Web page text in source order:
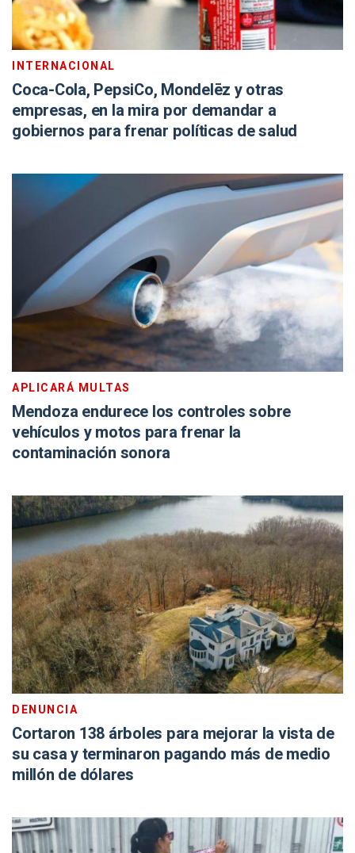
INTERNACIONAL
Coca-Cola, PepsiCo, Mondelēz y otras
empresas, en la mira por demandar a
gobiernos para frenar políticas de salud
APLICARÁ MULTAS
Mendoza endurece los controles sobre
vehículos y motos para frenar la
contaminación sonora
DENUNCIA
Cortaron 138 árboles para mejorar la vista de
su casa y terminaron pagando más de medio
millón de dólares